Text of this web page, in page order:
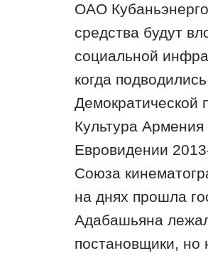
ОАО
средства будут
социальной
когда
Демократической
Культура
Евровидении
Союза
на днях прошла
Адабашьяна
постановщики, но